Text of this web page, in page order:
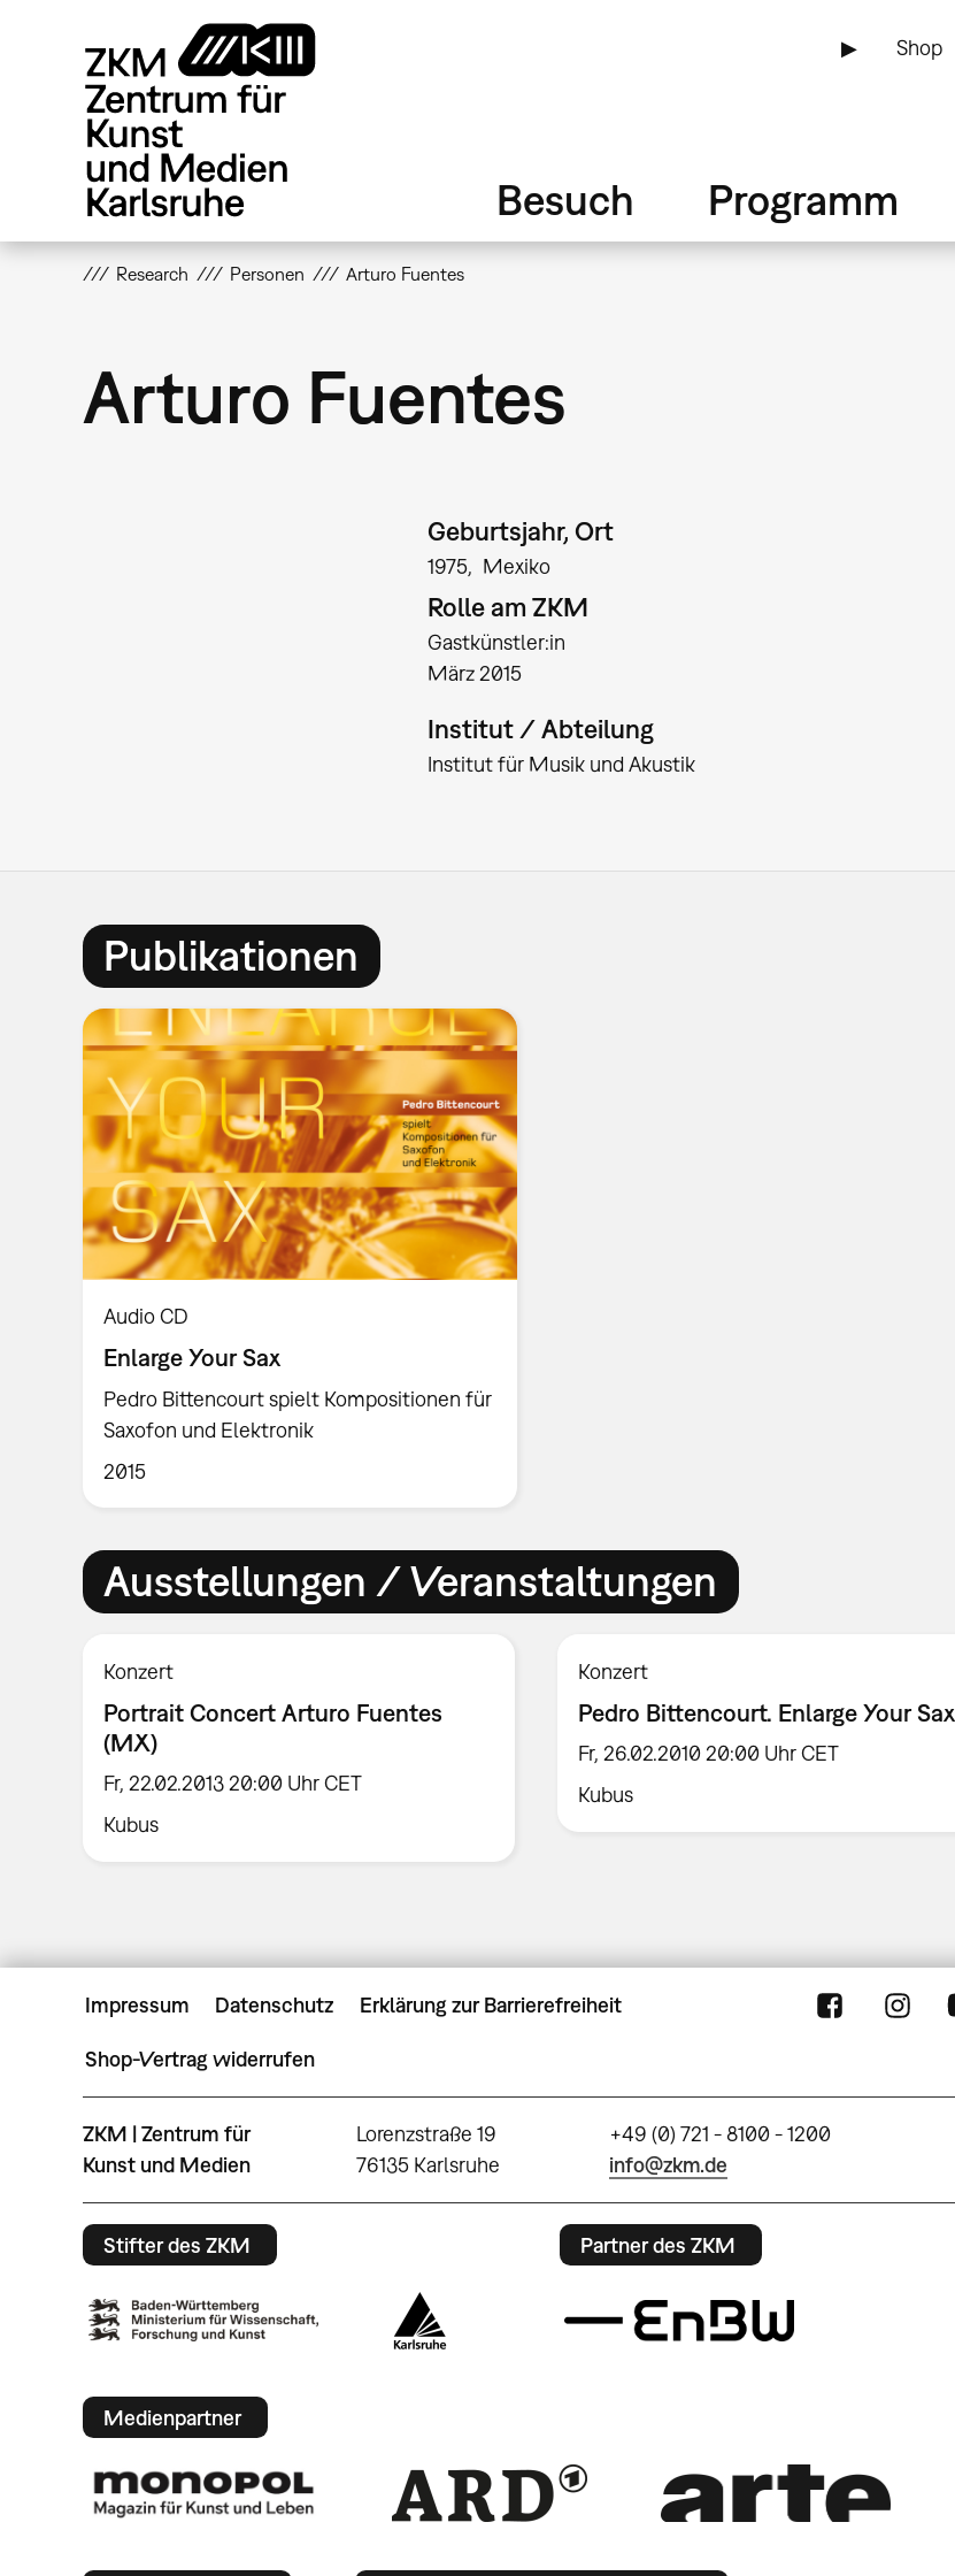
▶ Shop
Besuch Programm
Research Personen Arturo Fuentes
Arturo Fuentes
Geburtsjahr, Ort
1975 Mexiko
Rolle am ZKM
Gastkünstler:in
März 2015
Institut / Abteilung
Institut für Musik und Akustik
Publikationen
Audio CD
Enlarge Your Sax
Pedro Bittencourt spielt Kompositionen für
Saxofon und Elektronik
2015
Ausstellungen / Veranstaltungen
Konzert
Portrait Concert Arturo Fuentes
(MX)
Fr, 22.02.2013 20:00 Uhr CET
Kubus
Konzert
Pedro Bittencourt. Enlarge Your Sax
Fr, 26.02.2010 20:00 Uhr CET
Kubus
Impressum Datenschutz Erklärung zur Barrierefreiheit
Shop-Vertrag widerrufen
ZKM | Zentrum für
Kunst und Medien
Lorenzstraße 19
76135 Karlsruhe
+49 (0) 721 - 8100 - 1200
info@zkm.de
Stifter des ZKM Partner des ZKM
Medienpartner